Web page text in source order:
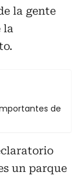
la gente
la
de
un parque